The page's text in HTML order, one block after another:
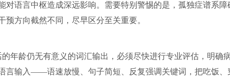
对语言中枢造成深远影响。需要特别警惕的是，孤独症谱系障
方向截然不同，尽早区分至关重要。
年龄仍无有意义的词汇输出，必须尽快进行专业评估，明确
言输入——语速放慢、句子简短、反复强调关键词，把吃饭、